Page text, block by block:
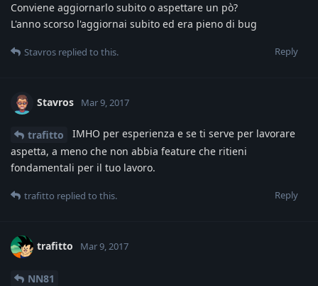
Conviene aggiornarlo subito o aspettare un pò?
L'anno scorso l'aggiornai subito ed era pieno di bug
Reply
Stavros replied to this.
Stavros Mar 9, 2017
trafitto
IMHO per esperienza e se ti serve per lavorare
aspetta, a meno che non abbia feature che ritieni
fondamentali per il tuo lavoro.
Reply
trafitto replied to this.
trafitto Mar 9, 2017
NN81